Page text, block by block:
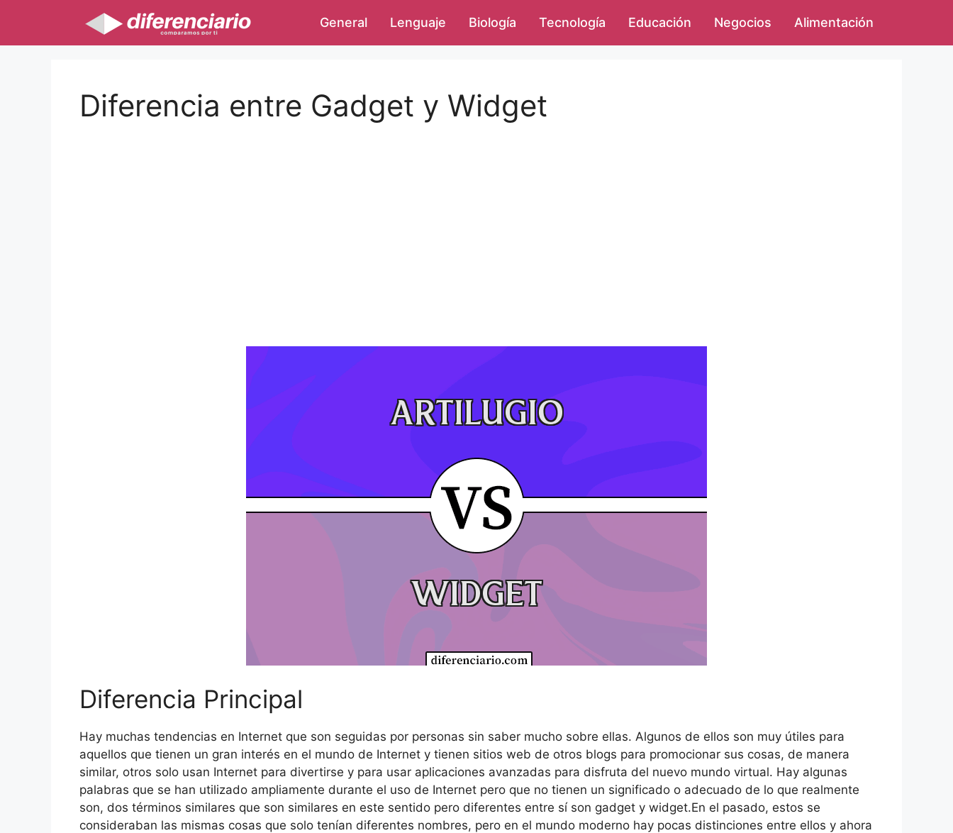
contenido
General Lenguaje Biología Tecnología Educación Negocios Alimentación
Diferencia entre Gadget y Widget
Diferencia Principal
Hay muchas tendencias en Internet que son seguidas por personas sin saber mucho sobre ellas. Algunos de ellos son muy útiles para
aquellos que tienen un gran interés en el mundo de Internet y tienen sitios web de otros blogs para promocionar sus cosas, de manera
similar, otros solo usan Internet para divertirse y para usar aplicaciones avanzadas para disfruta del nuevo mundo virtual. Hay algunas
palabras que se han utilizado ampliamente durante el uso de Internet pero que no tienen un significado o adecuado de lo que realmente
son, dos términos similares que son similares en este sentido pero diferentes entre sí son gadget y widget.En el pasado, estos se
consideraban las mismas cosas que solo tenían diferentes nombres, pero en el mundo moderno hay pocas distinciones entre ellos y ahora